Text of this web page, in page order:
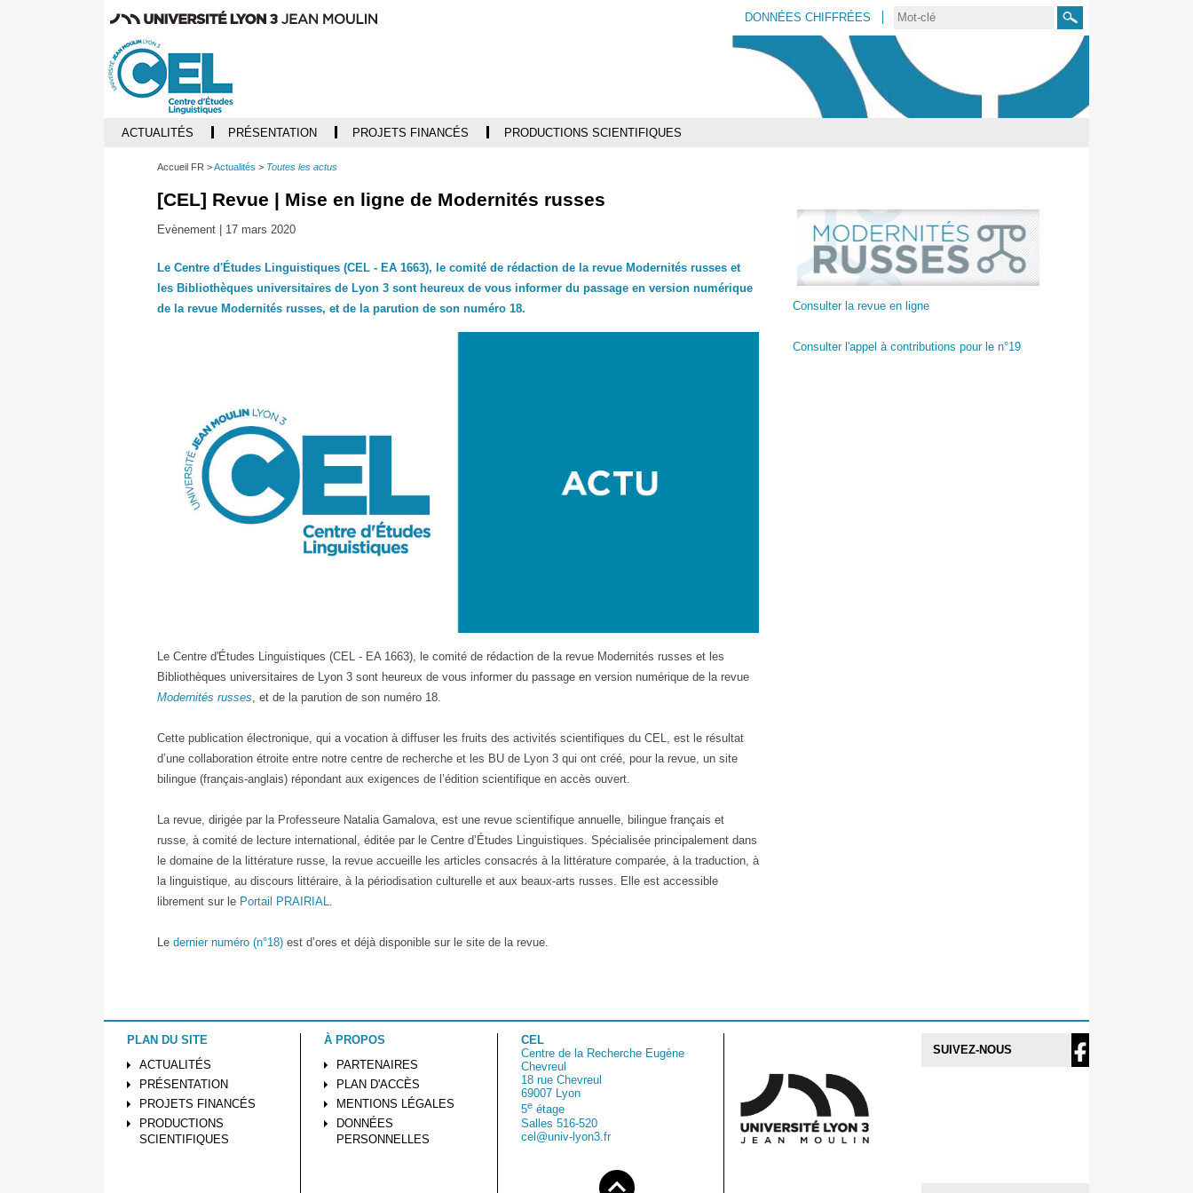
DONNÉES CHIFFRÉES Rechercher
ACTUALITÉS PRÉSENTATION PROJETS FINANCÉS PRODUCTIONS SCIENTIFIQUES
Accueil FR Actualités Toutes les actus
[CEL] Revue | Mise en ligne de Modernités russes
Evènement | 17 mars 2020
Le Centre d'Études Linguistiques (CEL - EA 1663), le comité de rédaction de la revue Modernités russes et
les Bibliothèques universitaires de Lyon 3 sont heureux de vous informer du passage en version numérique
de la revue Modernités russes, et de la parution de son numéro 18.
Le Centre d'Études Linguistiques (CEL - EA 1663), le comité de rédaction de la revue Modernités russes et les
Bibliothèques universitaires de Lyon 3 sont heureux de vous informer du passage en version numérique de la revue
Modernités russes , et de la parution de son numéro 18.
Cette publication électronique, qui a vocation à diffuser les fruits des activités scientifiques du CEL, est le résultat
d’une collaboration étroite entre notre centre de recherche et les BU de Lyon 3 qui ont créé, pour la revue, un site
bilingue (français-anglais) répondant aux exigences de l’édition scientifique en accès ouvert.
La revue, dirigée par la Professeure Natalia Gamalova, est une revue scientifique annuelle, bilingue français et
russe, à comité de lecture international, éditée par le Centre d’Études Linguistiques. Spécialisée principalement dans
le domaine de la littérature russe, la revue accueille les articles consacrés à la littérature comparée, à la traduction, à
la linguistique, au discours littéraire, à la périodisation culturelle et aux beaux-arts russes. Elle est accessible
librement sur le Portail PRAIRIAL
Le dernier numéro (n°18) est d’ores et déjà disponible sur le site de la revue.
Consulter la revue en ligne
Consulter l'appel à contributions pour le n°19
PLAN DU SITE
ACTUALITÉS
PRÉSENTATION
PROJETS FINANCÉS
PRODUCTIONS
SCIENTIFIQUES
À PROPOS
PARTENAIRES
PLAN D'ACCÈS
MENTIONS LÉGALES
DONNÉES
PERSONNELLES
CEL
Centre de la Recherche Eugène
Chevreul
18 rue Chevreul
69007 Lyon
5e étage
Salles 516-520
cel@univ-lyon3.fr
SUIVEZ-NOUS